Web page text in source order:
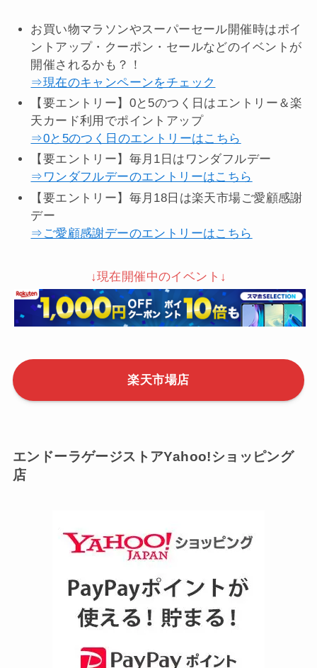
お買い物マラソンやスーパーセール開催時はポイ
ントアップ・クーポン・セールなどのイベントが
開催されるかも？！
⇒現在のキャンペーンをチェック
【要エントリー】0と5のつく日はエントリー＆楽
天カード利用でポイントアップ
⇒0と5のつく日のエントリーはこちら
【要エントリー】毎月1日はワンダフルデー
⇒ワンダフルデーのエントリーはこちら
【要エントリー】毎月18日は楽天市場ご愛顧感謝
デー
⇒ご愛顧感謝デーのエントリーはこちら
↓現在開催中のイベント↓
楽天市場店
エンドーラゲージストアYahoo!ショッピング
店